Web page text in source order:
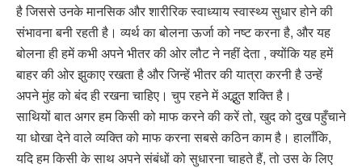
है जिससे उनके मानसिक और शारीरिक स्वाध्याय स्वास्थ्य सुधार होने की
संभावना बनी रहती है। व्यर्थ का बोलना ऊर्जा को नष्ट करना है, और यह
बोलना ही हमें कभी अपने भीतर की ओर लौट ने नहीं देता , क्योंकि यह हमें
बाहर की ओर झुकाए रखता है और जिन्हें भीतर की यात्रा करनी है उन्हें
अपने मुंह को बंद ही रखना चाहिए। चुप रहने में अद्भुत शक्ति है।
साथियों बात अगर हम किसी को माफ करने की करें तो, खुद को दुख पहुँचाने
या धोखा देने वाले व्यक्ति को माफ करना सबसे कठिन काम है। हालाँकि,
यदि हम किसी के साथ अपने संबंधों को सुधारना चाहते हैं, तो उस के लिए